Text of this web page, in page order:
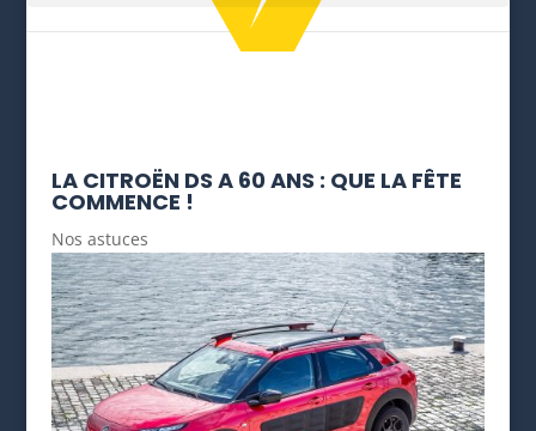
LA CITROËN DS A 60 ANS : QUE LA FÊTE
COMMENCE !
Nos astuces